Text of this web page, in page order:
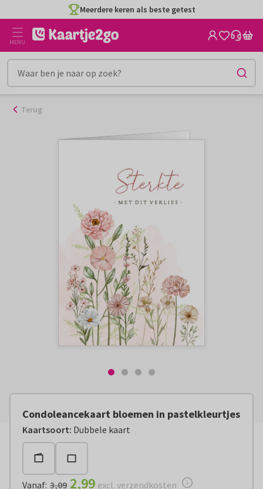
naar
inhoud
Meerdere keren als beste getest
MENU
Terug
Condoleancekaart bloemen in pastelkleurtjes
Kaartsoort: Dubbele kaart
Vanaf: € 2,99 excl. verzendkosten
Vanaf: 3,09 2,99 excl. verzendkosten